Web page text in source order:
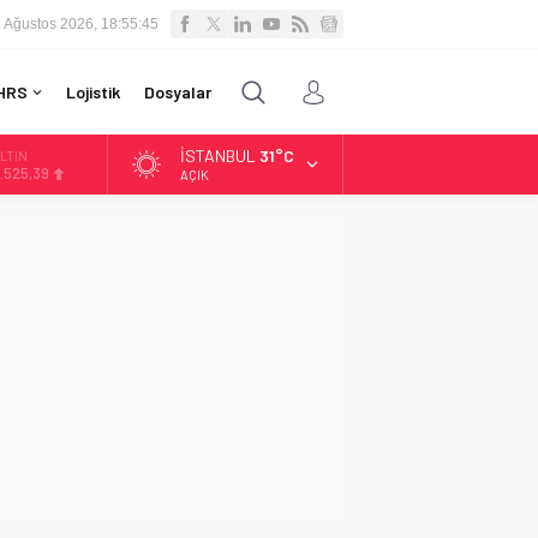
Ağustos 2026, 18:55:46
Lojistik Dosyalar
İSTANBUL 31°C
AÇIK